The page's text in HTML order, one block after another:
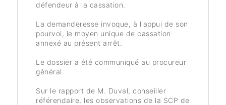
défendeur à la cassation.
La demanderesse invoque, à l'appui de son
pourvoi, le moyen unique de cassation
annexé au présent arrêt.
Le dossier a été communiqué au procureur
général.
Sur le rapport de M. Duval, conseiller
référendaire, les observations de la SCP de